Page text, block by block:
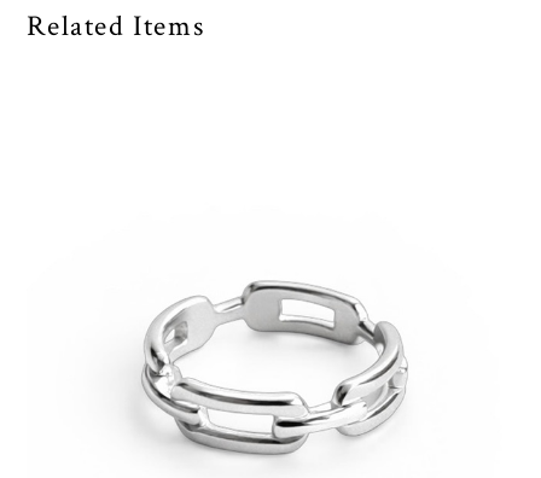
Related Items